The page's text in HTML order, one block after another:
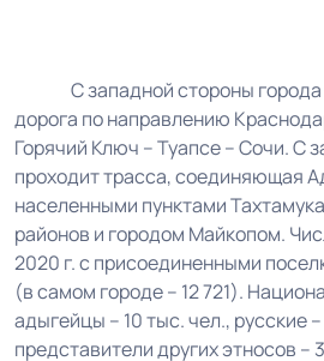
С западной стороны
дорога по направлению
Горячий Ключ – Туапсе – Сочи. С
проходит трасса, соединяющая
населенными пунктами
районов и городом Майкопом.
2020 г. с присоединенными
(в самом городе – 12 721).
адыгейцы – 10 тыс. чел., русские
представители других этносов –